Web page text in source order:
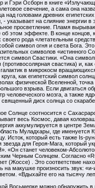
и Гэри Осборн в книге
свечение, а сама она
над головами древних
- указывает на слияние энергии
просветление. Пламя
об этом эффекте. В конце концов,
своего рода «летательным
символ огня и света Бога.
символов «истинного
символ Свастики. «Она
свастика) и,
в микрокосм
круга, как египетский символ
физической Вселенной,
взрыва. Если двигаться
человеческого мозга, а также
священный диск солнца со
Солнце соотносится с
весь Космос, давая
аккумулируется в центре
Муладхары, где именуется
Исток, который есть также Is-
звезда для Героя-Мага, который
«Он станет человеком-
Черным Солнцем. Согласно
(Жоссе) . Это соответствие
на макушке произносить звук:
«Вдыхайте его на тысячу
Восьмерке можно обнаружить